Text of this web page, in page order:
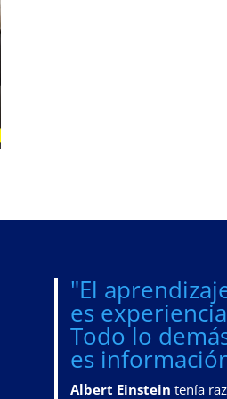
"El
es
Todo lo
es
Albert Einstein tenía